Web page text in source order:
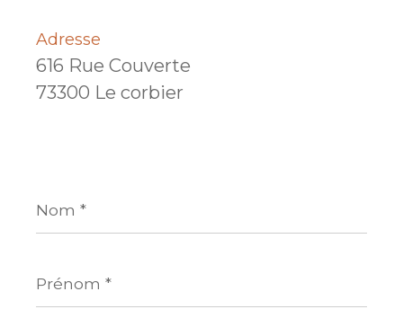
Adresse
616 Rue Couverte
73300 Le corbier
*
*